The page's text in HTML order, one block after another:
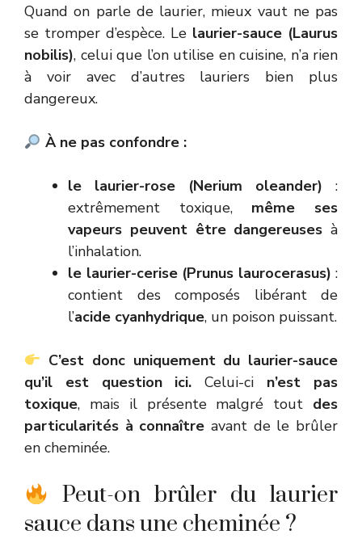
Quand on parle de laurier, mieux vaut ne pas
se tromper d’espèce. Le laurier-sauce (Laurus
nobilis), celui que l’on utilise en cuisine, n’a rien
à voir avec d’autres lauriers bien plus
dangereux.
À ne pas confondre :
le laurier-rose (Nerium oleander) :
extrêmement toxique, même ses
vapeurs peuvent être dangereuses à
l’inhalation.
le laurier-cerise (Prunus laurocerasus) :
contient des composés libérant de
l’acide cyanhydrique, un poison puissant.
C’est donc uniquement du laurier-sauce
qu’il est question ici. Celui-ci n’est pas
toxique, mais il présente malgré tout des
particularités à connaître avant de le brûler
en cheminée.
Peut-on brûler du laurier
sauce dans une cheminée ?